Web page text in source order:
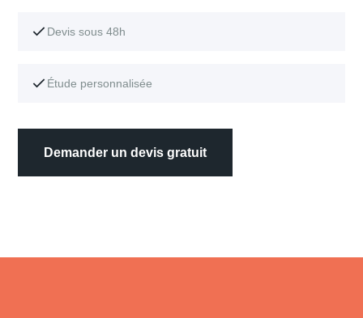
Devis sous 48h
Étude personnalisée
Demander un devis gratuit